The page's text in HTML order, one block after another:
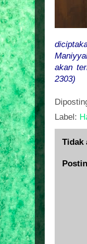
akan
2303)
Label:
Tidak